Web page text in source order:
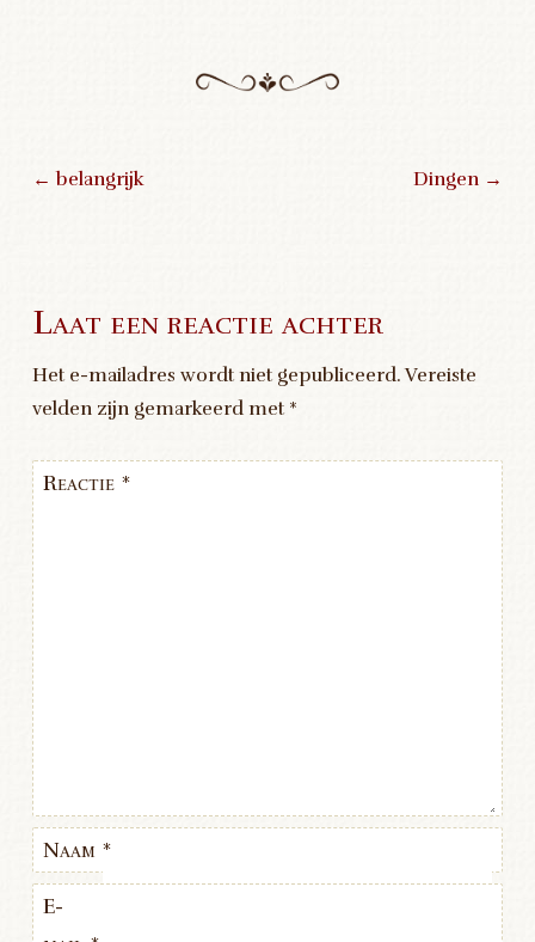
← belangrijk Dingen →
Laat een reactie achter
Het e-mailadres wordt niet gepubliceerd.Vereiste
velden zijn gemarkeerd met *
Reactie *
Naam *
E-